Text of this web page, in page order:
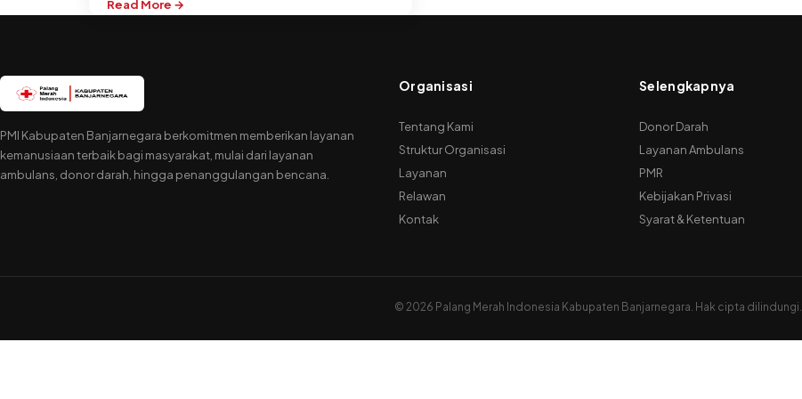
Read More →
:
KONTRAK
BANJARNEGARA
TAHUN
2024
PMI Kabupaten Banjarnegara berkomitmen memberikan layanan
kemanusiaan terbaik bagi masyarakat, mulai dari layanan
ambulans, donor darah, hingga penanggulangan bencana.
Organisasi
Tentang Kami
Struktur Organisasi
Layanan
Relawan
Kontak
Selengkapnya
Donor Darah
Layanan Ambulans
PMR
Kebijakan Privasi
Syarat & Ketentuan
© 2026 Palang Merah Indonesia Kabupaten Banjarnegara. Hak cipta dilindungi.